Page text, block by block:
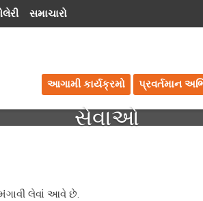
સમાચારો
આગામી કાર્યક્રમો પ્રવર્તમાન
સેવાઓ
લેવાં આવે છે.